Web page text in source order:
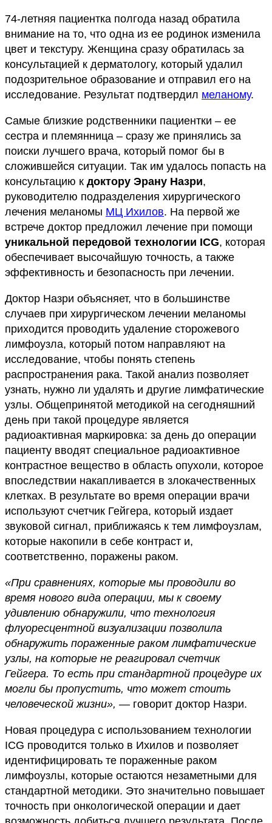
74-летняя пациентка полгода назад обратила
внимание на то, что одна из ее родинок изменила
цвет и текстуру. Женщина сразу обратилась за
консультацией к дерматологу, который удалил
подозрительное образование и отправил его на
исследование. Результат подтвердил меланому.
Самые близкие родственники пациентки – ее
сестра и племянница – сразу же принялись за
поиски лучшего врача, который помог бы в
сложившейся ситуации. Так им удалось попасть на
консультацию к доктору Эрану Назри,
руководителю подразделения хирургического
лечения меланомы МЦ Ихилов. На первой же
встрече доктор предложил лечение при помощи
уникальной передовой технологии ICG, которая
обеспечивает высочайшую точность, а также
эффективность и безопасность при лечении.
Доктор Назри объясняет, что в большинстве
случаев при хирургическом лечении меланомы
приходится проводить удаление сторожевого
лимфоузла, который потом направляют на
исследование, чтобы понять степень
распространения рака. Такой анализ позволяет
узнать, нужно ли удалять и другие лимфатические
узлы. Общепринятой методикой на сегодняшний
день при такой процедуре является
радиоактивная маркировка: за день до операции
пациенту вводят специальное радиоактивное
контрастное вещество в область опухоли, которое
впоследствии накапливается в злокачественных
клетках. В результате во время операции врачи
используют счетчик Гейгера, который издает
звуковой сигнал, приближаясь к тем лимфоузлам,
которые накопили в себе контраст и,
соответственно, поражены раком.
«При сравнениях, которые мы проводили во
время нового вида операции, мы к своему
удивлению обнаружили, что технология
флуоресцентной визуализации позволила
обнаружить пораженные раком лимфатические
узлы, на которые не реагировал счетчик
Гейгера. То есть при стандартной процедуре их
могли бы пропустить, что может стоить
человеческой жизни», — говорит доктор Назри.
Новая процедура с использованием технологии
ICG проводится только в Ихилов и позволяет
идентифицировать те пораженные раком
лимфоузлы, которые остаются незаметными для
стандартной методики. Это значительно повышает
точность при онкологической операции и дает